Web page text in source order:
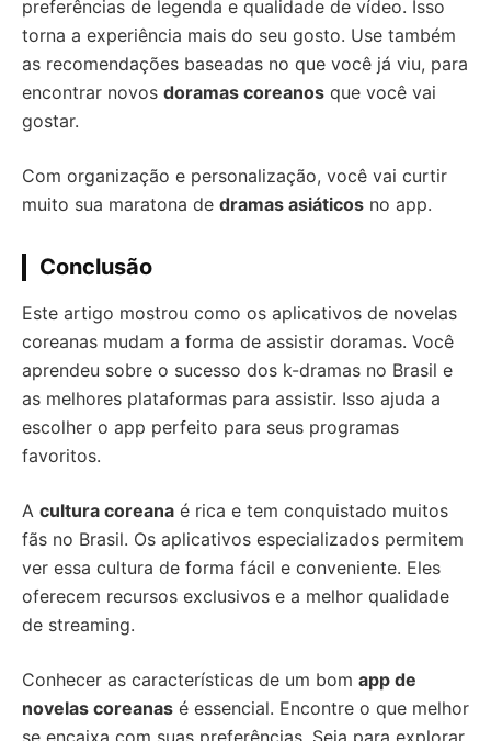
preferências de legenda e qualidade de vídeo. Isso
torna a experiência mais do seu gosto. Use também
as recomendações baseadas no que você já viu, para
encontrar novos doramas coreanos que você vai
gostar.
Com organização e personalização, você vai curtir
muito sua maratona de dramas asiáticos no app.
Conclusão
Este artigo mostrou como os aplicativos de novelas
coreanas mudam a forma de assistir doramas. Você
aprendeu sobre o sucesso dos k-dramas no Brasil e
as melhores plataformas para assistir. Isso ajuda a
escolher o app perfeito para seus programas
favoritos.
A cultura coreana é rica e tem conquistado muitos
fãs no Brasil. Os aplicativos especializados permitem
ver essa cultura de forma fácil e conveniente. Eles
oferecem recursos exclusivos e a melhor qualidade
de streaming.
Conhecer as características de um bom app de
novelas coreanas é essencial. Encontre o que melhor
se encaixa com suas preferências. Seja para explorar